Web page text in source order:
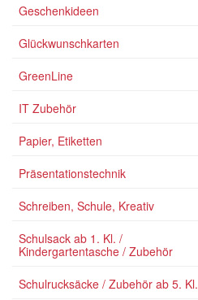
Geschenkideen
Glückwunschkarten
GreenLine
IT Zubehör
Papier, Etiketten
Präsentationstechnik
Schreiben, Schule, Kreativ
Schulsack ab 1. Kl. /
Kindergartentasche / Zubehör
Schulrucksäcke / Zubehör ab 5. Kl.